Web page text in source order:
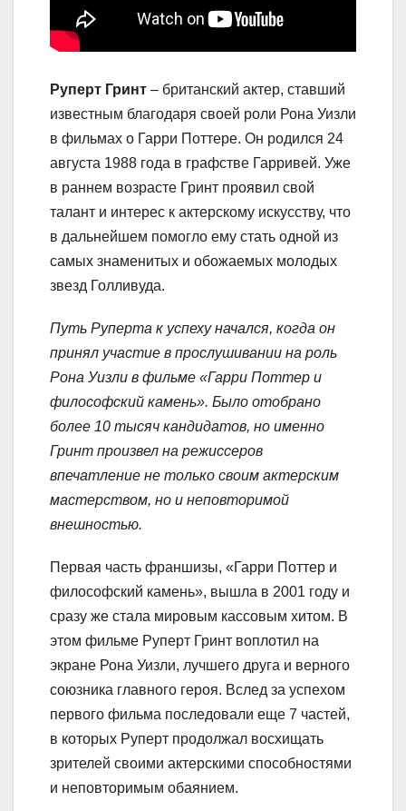
Руперт Гринт – британский актер, ставший
известным благодаря своей роли Рона Уизли
в фильмах о Гарри Поттере. Он родился 24
августа 1988 года в графстве Гарривей. Уже
в раннем возрасте Гринт проявил свой
талант и интерес к актерскому искусству, что
в дальнейшем помогло ему стать одной из
самых знаменитых и обожаемых молодых
звезд Голливуда.
Путь Руперта к успеху начался, когда он
принял участие в прослушивании на роль
Рона Уизли в фильме «Гарри Поттер и
философский камень». Было отобрано
более 10 тысяч кандидатов, но именно
Гринт произвел на режиссеров
впечатление не только своим актерским
мастерством, но и неповторимой
внешностью.
Первая часть франшизы, «Гарри Поттер и
философский камень», вышла в 2001 году и
сразу же стала мировым кассовым хитом. В
этом фильме Руперт Гринт воплотил на
экране Рона Уизли, лучшего друга и верного
союзника главного героя. Вслед за успехом
первого фильма последовали еще 7 частей,
в которых Руперт продолжал восхищать
зрителей своими актерскими способностями
и неповторимым обаянием.